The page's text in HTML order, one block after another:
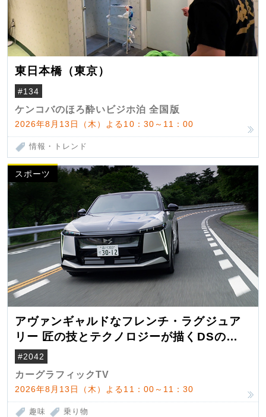
東日本橋（東京）
#134
ケンコバのほろ酔いビジホ泊 全国版
2026年8月13日（木）よる10：30～11：00
情報・トレンド
スポーツ
アヴァンギャルドなフレンチ・ラグジュア
リー 匠の技とテクノロジーが描くDSの世
界観
#2042
カーグラフィックTV
2026年8月13日（木）よる11：00～11：30
趣味 乗り物